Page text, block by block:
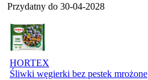
Przydatny do 30-04-2028
HORTEX
Śliwki węgierki bez pestek mrożone